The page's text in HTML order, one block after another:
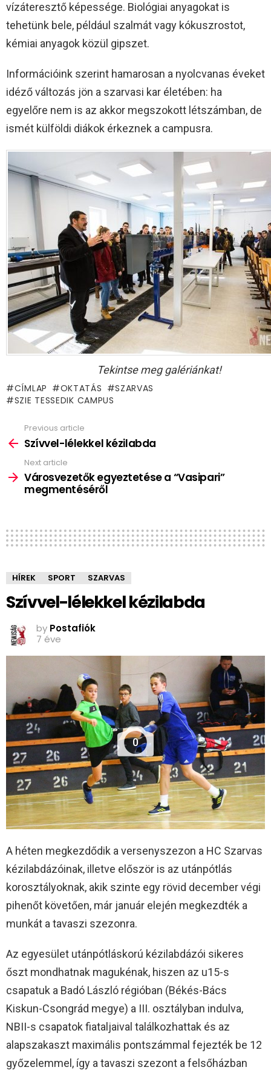
vízáteresztő képessége. Biológiai anyagokat is
tehetünk bele, például szalmát vagy kókuszrostot,
kémiai anyagok közül gipszet.
Információink szerint hamarosan a nyolcvanas éveket
idéző változás jön a szarvasi kar életében: ha
egyelőre nem is az akkor megszokott létszámban, de
ismét külföldi diákok érkeznek a campusra.
Tekintse meg galériánkat!
CÍMLAP OKTATÁS
SZARVAS
SZIE TESSEDIK CAMPUS
more
Previous article
Szívvel-lélekkel kézilabda
Next article
Városvezetők egyeztetése a “Vasipari”
megmentéséről
HÍREK SPORT SZARVAS
Szívvel-lélekkel kézilabda
by Postafiók
7 éve
0
A héten megkezdődik a versenyszezon a HC Szarvas
kézilabdázóinak, illetve először is az utánpótlás
korosztályoknak, akik szinte egy rövid december végi
pihenőt követően, már január elején megkezdték a
munkát a tavaszi szezonra.
Az egyesület utánpótláskorú kézilabdázói sikeres
őszt mondhatnak magukénak, hiszen az u15-s
csapatuk a Badó László régióban (Békés-Bács
Kiskun-Csongrád megye) a III. osztályban indulva,
NBII-s csapatok fiataljaival találkozhattak és az
alapszakaszt maximális pontszámmal fejezték be 12
győzelemmel, így a tavaszi szezont a felsőházban